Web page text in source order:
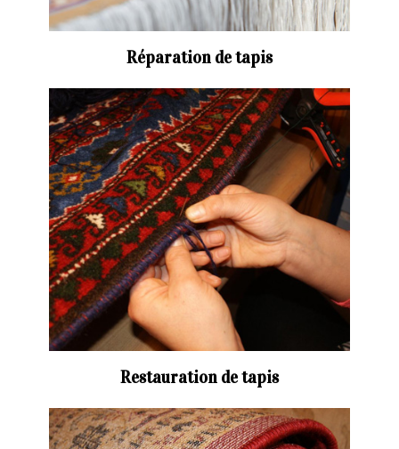
Réparation de tapis
Restauration de tapis